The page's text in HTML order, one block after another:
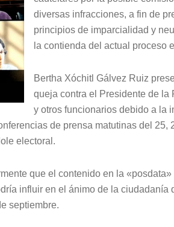
diversas infracciones, a fin de
principios de imparcialidad y
la contienda del actual proceso
Bertha Xóchitl Gálvez Ruiz
queja contra el Presidente de la
y otros funcionarios debido a la
de prensa matutinas del 25,
electoral.
que el contenido en la
influir en el ánimo de la ciudadanía
septiembre.